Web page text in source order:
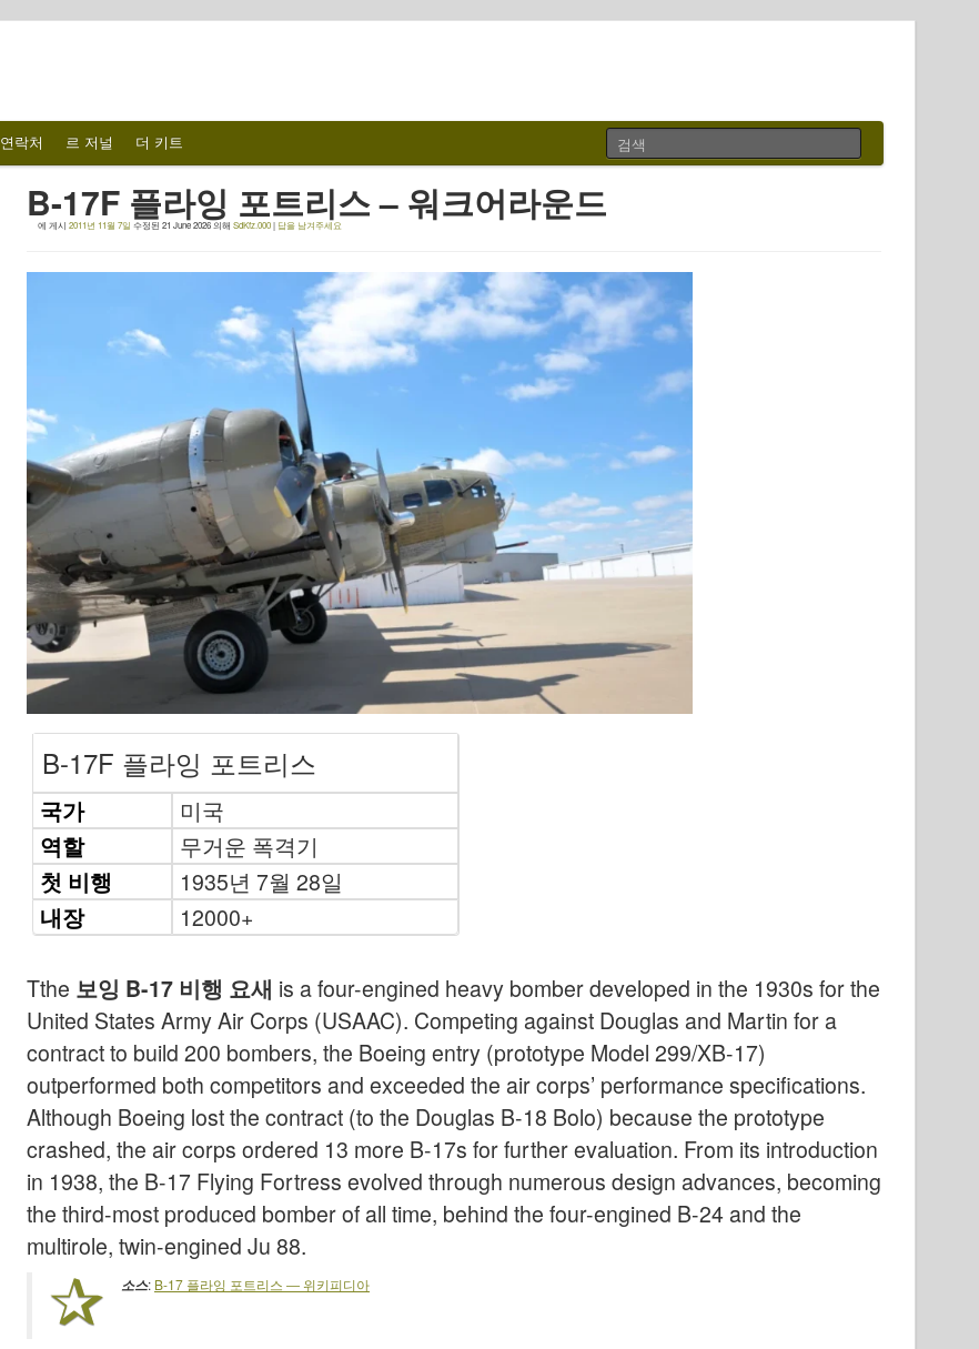
연락처 르 저널 더 키트
B-17F 플라잉 포트리스 – 워크어라운드
에 게시 2011년 11월 7일 수정된 21 June 2026의해 SdKfz.000| 답을 남겨주세요
B-17F 플라잉 포트리스
국가
미국
역할
무거운 폭격기
첫 비행
1935년 7월 28일
내장
12000+
Tthe 보잉 B-17 비행 요새 is a four-engined heavy bomber developed in the 1930s for the
United States Army Air Corps (USAAC). Competing against Douglas and Martin for a
contract to build 200 bombers, the Boeing entry (prototype Model 299/XB-17)
outperformed both competitors and exceeded the air corps’ performance specifications.
Although Boeing lost the contract (to the Douglas B-18 Bolo) because the prototype
crashed, the air corps ordered 13 more B-17s for further evaluation. From its introduction
in 1938, the B-17 Flying Fortress evolved through numerous design advances, becoming
the third-most produced bomber of all time, behind the four-engined B-24 and the
multirole, twin-engined Ju 88.
소스: B-17 플라잉 포트리스 ― 위키피디아